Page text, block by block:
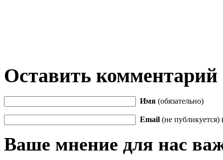
Оставить комментарий
Имя (обязательно)
Email (не публикуется)
Ваше мнение для нас